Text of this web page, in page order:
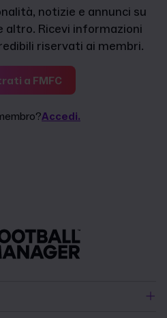
notizie e annunci su
altro. Ricevi informazioni
riservati ai membri.
a FMFC
Accedi.